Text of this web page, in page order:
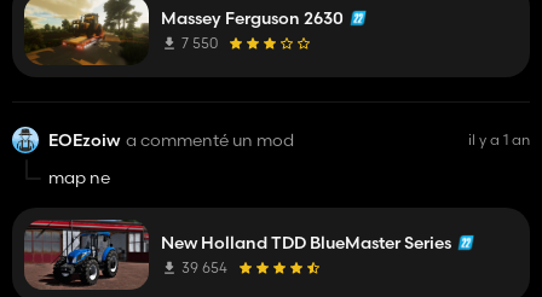
Massey Ferguson 2630
7 550
EOEzoiw a commenté un mod il y a 1 an
map ne
New Holland TDD BlueMaster Series
39 654